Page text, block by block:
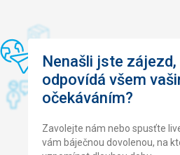
Nenašli jste
odpovídá všem
očekáváním?
Zavolejte nám nebo spusťte
vám báječnou dovolenou, na